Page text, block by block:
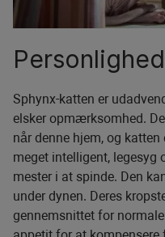
Personlighed
Sphynx-katten er
elsker opmærksomhed.
når denne hjem, og
meget intelligent, legesyg
mester i at spinde. Den
under dynen. Deres
gennemsnittet for